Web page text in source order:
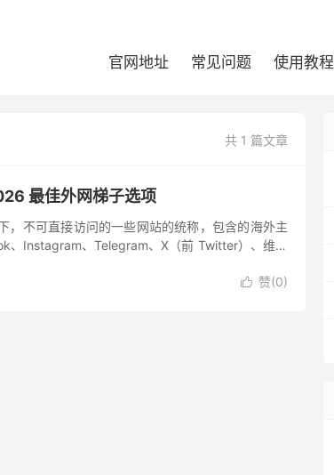
官网地址 常见问题 使用教程
共 1 篇文章
最佳外网梯子选项
，不可直接访问的一些网站的统称，包含的海外主
、Instagram、Telegram、X（前 Twitter）、维基
 赞(0)